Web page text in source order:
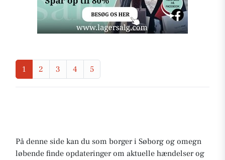
1 2 3 4 5
På denne side kan du som borger i Søborg og omegn
løbende finde opdateringer om aktuelle hændelser og